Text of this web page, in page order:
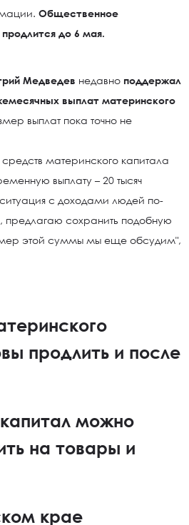
Общественное
до 6 мая.
Медведев недавно поддержал
выплат материнского
выплат пока точно не
материнского капитала
выплату – 20 тысяч
ситуация с доходами людей по-
сохранить подобную
этой суммы мы еще обсудим",
продлить и после
можно
на товары и
крае